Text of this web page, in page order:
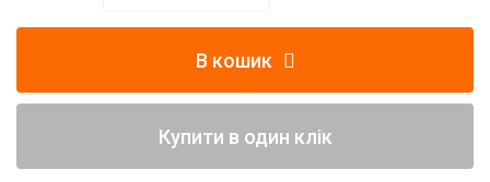
В кошик
Купити в один клік